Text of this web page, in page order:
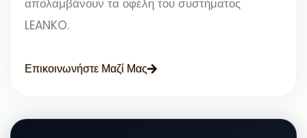
απολαμβάνουν τα οφέλη του συστήματος
LEANKO.
Επικοινωνήστε Μαζί Μας